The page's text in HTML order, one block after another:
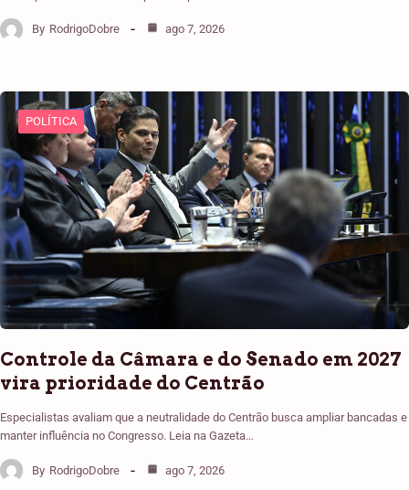
By RodrigoDobre ago 7, 2026
POLÍTICA
Controle da Câmara e do Senado em 2027
vira prioridade do Centrão
Especialistas avaliam que a neutralidade do Centrão busca ampliar bancadas e
manter influência no Congresso. Leia na Gazeta…
By RodrigoDobre ago 7, 2026